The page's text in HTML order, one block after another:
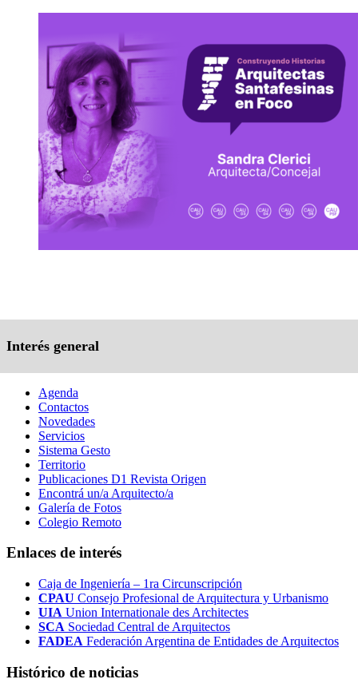
Interés general
Agenda
Contactos
Novedades
Servicios
Sistema Gesto
Territorio
Publicaciones D1 Revista Origen
Encontrá un/a Arquitecto/a
Galería de Fotos
Colegio Remoto
Enlaces de interés
Caja de Ingeniería – 1ra Circunscripción
CPAU Consejo Profesional de Arquitectura y Urbanismo
UIA Union Internationale des Architectes
SCA Sociedad Central de Arquitectos
FADEA Federación Argentina de Entidades de Arquitectos
Histórico de noticias